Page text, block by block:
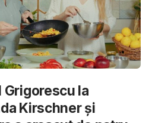
Grigorescu la
Kirschner și